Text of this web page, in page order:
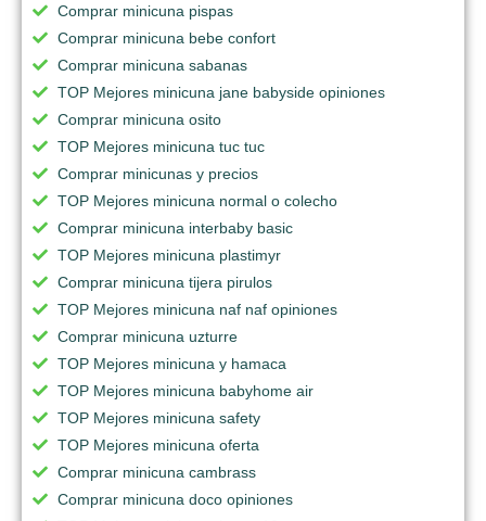
Comprar minicuna pispas
Comprar minicuna bebe confort
Comprar minicuna sabanas
TOP Mejores minicuna jane babyside opiniones
Comprar minicuna osito
TOP Mejores minicuna tuc tuc
Comprar minicunas y precios
TOP Mejores minicuna normal o colecho
Comprar minicuna interbaby basic
TOP Mejores minicuna plastimyr
Comprar minicuna tijera pirulos
TOP Mejores minicuna naf naf opiniones
Comprar minicuna uzturre
TOP Mejores minicuna y hamaca
TOP Mejores minicuna babyhome air
TOP Mejores minicuna safety
TOP Mejores minicuna oferta
Comprar minicuna cambrass
Comprar minicuna doco opiniones